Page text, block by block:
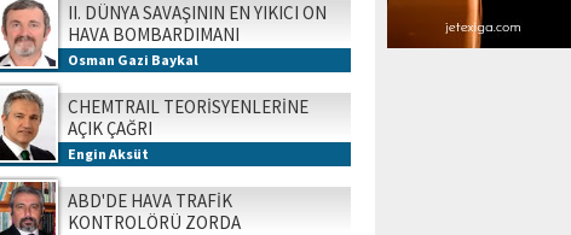
II. DÜNYA SAVAŞININ EN YIKICI ON
HAVA BOMBARDIMANI
Osman Gazi Baykal
CHEMTRAIL TEORİSYENLERİNE
AÇIK ÇAĞRI
Engin Aksüt
ABD'DE HAVA TRAFİK
KONTROLÖRÜ ZORDA